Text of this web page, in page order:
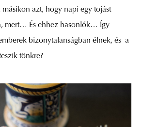
azt, hogy napi egy tojást
mert… És ehhez hasonlók… Így
bizonytalanságban élnek, és a
tönkre?